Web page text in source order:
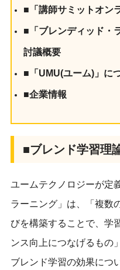
■「講師サミットオン
■「ブレンディッド・
討議概要
■「UMU(ユーム)」に
■企業情報
■ブレンド学習理
ユームテクノロジーが定
ラーニング」は、「複数
びを構築することで、学
ンス向上につなげるもの
ブレンド学習の効果につ